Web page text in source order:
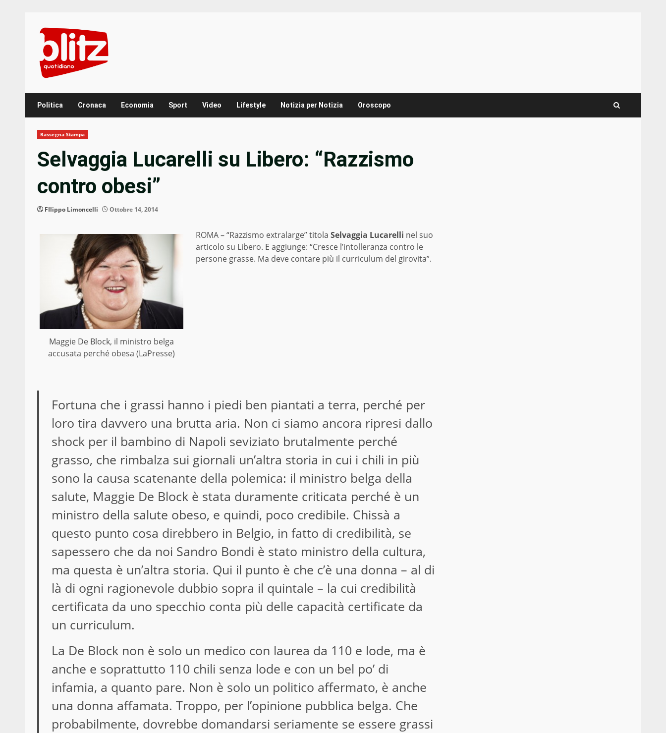
content
Politica Cronaca Economia Sport Video Lifestyle Notizia per Notizia Oroscopo
Rassegna Stampa
Selvaggia Lucarelli su Libero: “Razzismo
contro obesi”
FIlippo Limoncelli Ottobre 14, 2014
Maggie De Block, il ministro belga
accusata perché obesa (LaPresse)
ROMA – “Razzismo extralarge” titola Selvaggia Lucarelli nel suo
articolo su Libero. E aggiunge: “Cresce l’intolleranza contro le
persone grasse. Ma deve contare più il curriculum del girovita”.
Fortuna che i grassi hanno i piedi ben piantati a terra, perché per
loro tira davvero una brutta aria. Non ci siamo ancora ripresi dallo
shock per il bambino di Napoli seviziato brutalmente perché
grasso, che rimbalza sui giornali un’altra storia in cui i chili in più
sono la causa scatenante della polemica: il ministro belga della
salute, Maggie De Block è stata duramente criticata perché è un
ministro della salute obeso, e quindi, poco credibile. Chissà a
questo punto cosa direbbero in Belgio, in fatto di credibilità, se
sapessero che da noi Sandro Bondi è stato ministro della cultura,
ma questa è un’altra storia. Qui il punto è che c’è una donna – al di
là di ogni ragionevole dubbio sopra il quintale – la cui credibilità
certificata da uno specchio conta più delle capacità certificate da
un curriculum.
La De Block non è solo un medico con laurea da 110 e lode, ma è
anche e soprattutto 110 chili senza lode e con un bel po’ di
infamia, a quanto pare. Non è solo un politico affermato, è anche
una donna affamata. Troppo, per l’opinione pubblica belga. Che
probabilmente, dovrebbe domandarsi seriamente se essere grassi